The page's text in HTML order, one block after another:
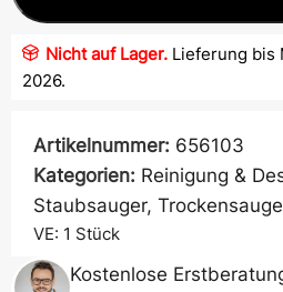
Nicht auf Lager. Lieferung bis
2026.
Artikelnummer: 656103
Kategorien: Reinigung &
Staubsauger,
VE: 1 Stück
Kostenlose